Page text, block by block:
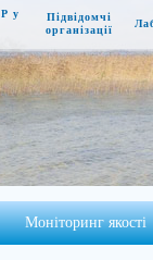
у
Підвідомчі
організації
Моніторинг якості